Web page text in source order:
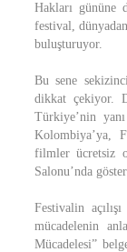
Hakları gününe
festival,
buluşturuyor.
Bu sene
dikkat çekiyor.
Türkiye’nin
Kolombiya’ya,
filmler ücretsiz
Salonu’nda
Festivalin
mücadelenin
Mücadelesi”